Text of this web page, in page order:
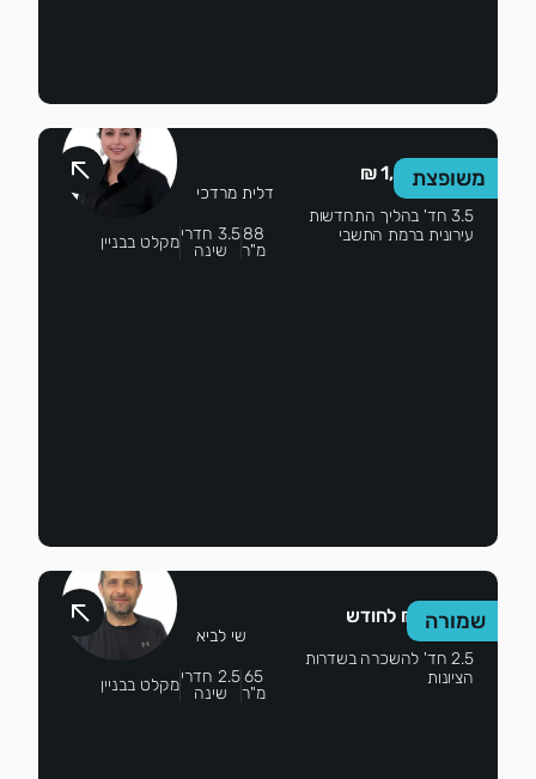
משופצת
1,450,000 ₪
3.5 חד' בהליך התחדשות
עירונית ברמת התשבי
דלית מרדכי
88
מ"ר
3.5 חדרי
שינה
מקלט בבניין
שמורה
2,700 ₪ לחודש
2.5 חד' להשכרה בשדרות
הציונות
שי לביא
65
מ"ר
2.5 חדרי
שינה
מקלט בבניין